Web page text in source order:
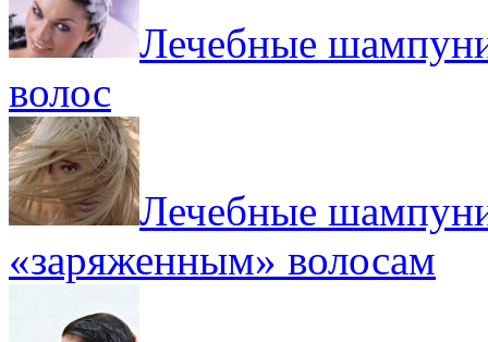
Лечебные
волос
Лечебные
«заряженным» волосам